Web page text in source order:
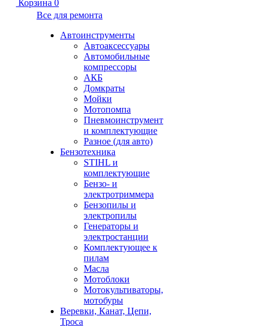
Корзина 0
Все для ремонта
Автоинструменты
Автоаксессуары
Автомобильные
компрессоры
АКБ
Домкраты
Мойки
Мотопомпа
Пневмоинструмент
и комплектующие
Разное (для авто)
Бензотехника
STIHL и
комплектующие
Бензо- и
электротриммера
Бензопилы и
электропилы
Генераторы и
электростанции
Комплектующее к
пилам
Масла
Мотоблоки
Мотокультиваторы,
мотобуры
Веревки, Канат, Цепи,
Троса